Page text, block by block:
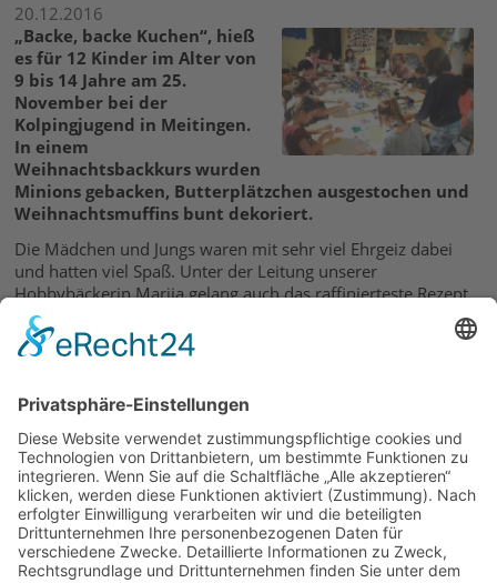
20.12.2016
„Backe, backe Kuchen“, hieß
es für 12 Kinder im Alter von
9 bis 14 Jahre am 25.
November bei der
Kolpingjugend in Meitingen.
In einem
Weihnachtsbackkurs wurden
Minions gebacken, Butterplätzchen ausgestochen und
Weihnachtsmuffins bunt dekoriert.
Die Mädchen und Jungs waren mit sehr viel Ehrgeiz dabei
und hatten viel Spaß. Unter der Leitung unserer
Hobbybäckerin Marija gelang auch das raffinierteste Rezept.
In drei Stunden zauberten die jungen Konditoren leckere
Traumstücke für den Adventsteller. Einiges wurde sofort
genommen.
Marija Skrobo-Jakobovic
20.12.2016
zurück